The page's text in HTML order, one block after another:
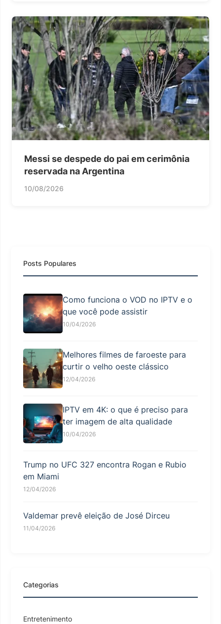
Messi se despede do pai em cerimônia
reservada na Argentina
10/08/2026
Posts Populares
Como funciona o VOD no IPTV e o
que você pode assistir
10/04/2026
Melhores filmes de faroeste para
curtir o velho oeste clássico
12/04/2026
IPTV em 4K: o que é preciso para
ter imagem de alta qualidade
10/04/2026
Trump no UFC 327 encontra Rogan e Rubio
em Miami
12/04/2026
Valdemar prevê eleição de José Dirceu
11/04/2026
Categorias
Entretenimento